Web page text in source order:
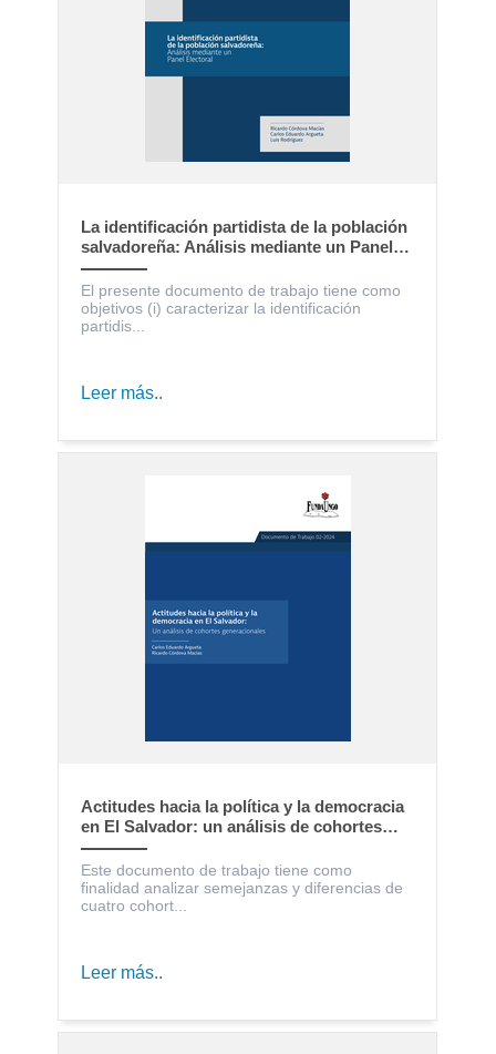
La identificación partidista de la población
salvadoreña: Análisis mediante un Panel
Electoral
El presente documento de trabajo tiene como
objetivos (i) caracterizar la identificación
partidis...
Leer más..
Actitudes hacia la política y la democracia
en El Salvador: un análisis de cohortes
generacionales
Este documento de trabajo tiene como
finalidad analizar semejanzas y diferencias de
cuatro cohort...
Leer más..